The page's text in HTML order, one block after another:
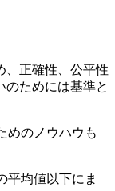
、正確性、公平性
ためには基準と
めのノウハウも
平均値以下にま